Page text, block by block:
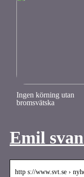
Ingen körning utan
bromsvätska
Emil
http s://www.svt.se ›